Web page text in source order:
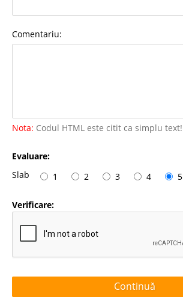
Comentariu:
Nota: Codul HTML este citit ca simplu text!
Evaluare:
Slab
1 2 3 4 5
Verificare:
Continuă